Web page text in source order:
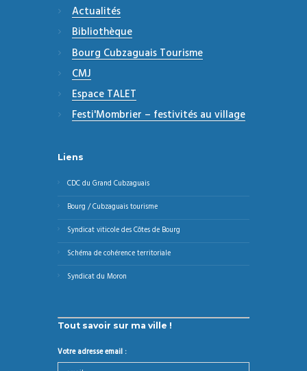
Actualités
Bibliothèque
Bourg Cubzaguais Tourisme
CMJ
Espace TALET
Festi'Mombrier – festivités au village
Liens
CDC du Grand Cubzaguais
Bourg / Cubzaguais tourisme
Syndicat viticole des Côtes de Bourg
Schéma de cohérence territoriale
Syndicat du Moron
Tout savoir sur ma ville !
Votre adresse email :